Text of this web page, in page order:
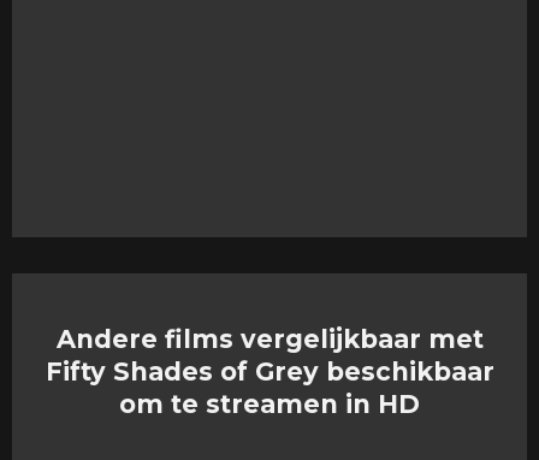
Andere films vergelijkbaar met
Fifty Shades of Grey beschikbaar
om te streamen in HD